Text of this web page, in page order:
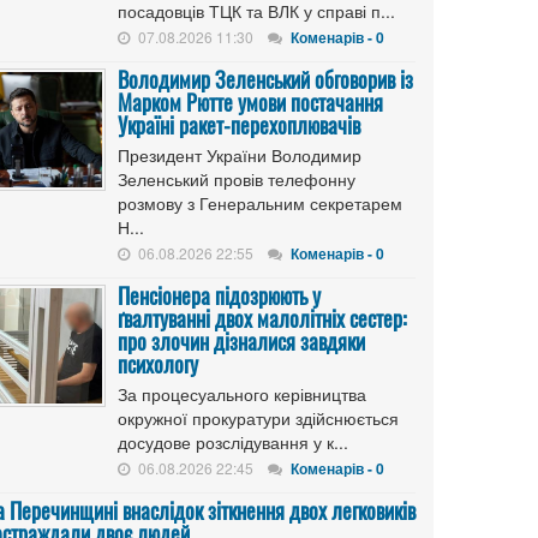
посадовців ТЦК та ВЛК у справі п...
07.08.2026 11:30 Коменарів - 0
Володимир Зеленський обговорив із
Марком Рютте умови постачання
Україні ракет-перехоплювачів
Президент України Володимир
Зеленський провів телефонну
розмову з Генеральним секретарем
Н...
06.08.2026 22:55 Коменарів - 0
Пенсіонера підозрюють у
ґвалтуванні двох малолітніх сестер:
про злочин дізналися завдяки
психологу
За процесуального керівництва
окружної прокуратури здійснюється
досудове розслідування у к...
06.08.2026 22:45 Коменарів - 0
Перечинщині внаслідок зіткнення двох легковиків